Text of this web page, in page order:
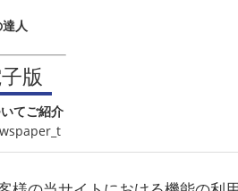
人
版
てご紹介